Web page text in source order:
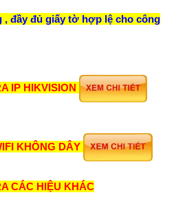
, đầy đủ giấy tờ hợp lệ cho công
IP HIKVISION
KHÔNG DÂY
CÁC HIỆU KHÁC